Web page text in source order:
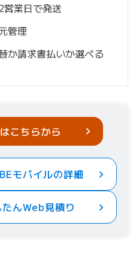
営業日で発送
管理
か請求書払いか選べる
こちらから
モバイルの詳細
んWeb見積り